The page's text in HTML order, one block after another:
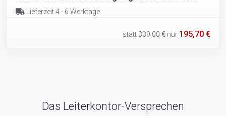
Lieferzeit 4 - 6 Werktage
statt339,00 € nur 195,70 €
Das Leiterkontor-Versprechen